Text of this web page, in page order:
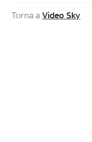
Torna a Video Sky